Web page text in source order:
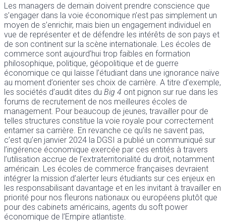
Les managers de demain doivent prendre conscience que
s’engager dans la voie économique n’est pas simplement un
moyen de s’enrichir, mais bien un engagement individuel en
vue de représenter et de défendre les intérêts de son pays et
de son continent sur la scène internationale. Les écoles de
commerce sont aujourd’hui trop faibles en formation
philosophique, politique, géopolitique et de guerre
économique ce qui laisse l’étudiant dans une ignorance naïve
au moment d’orienter ses choix de carrière. A titre d’exemple,
les sociétés d’audit dites du Big 4 ont pignon sur rue dans les
forums de recrutement de nos meilleures écoles de
management. Pour beaucoup de jeunes, travailler pour de
telles structures constitue la voie royale pour correctement
entamer sa carrière. En revanche ce qu’ils ne savent pas,
c’est qu’en janvier 2024 la DGSI a publié un communiqué sur
l’ingérence économique exercée par ces entités à travers
l’utilisation accrue de l’extraterritorialité du droit, notamment
américain. Les écoles de commerce françaises devraient
intégrer la mission d’alerter leurs étudiants sur ces enjeux en
les responsabilisant davantage et en les invitant à travailler en
priorité pour nos fleurons nationaux ou européens plutôt que
pour des cabinets américains, agents du soft power
économique de l’Empire atlantiste.